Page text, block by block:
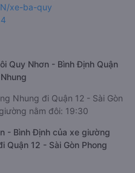
xe-ba-quy
Quy Nhơn - Bình Định Quận
Nhung đi Quận 12 - Sài Gòn
nằm đôi: 19:30
- Bình Định của xe giường
Quận 12 - Sài Gòn Phong